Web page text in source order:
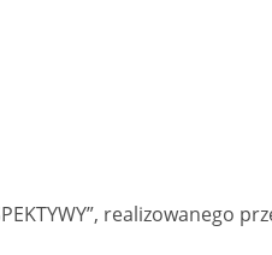
realizowanego